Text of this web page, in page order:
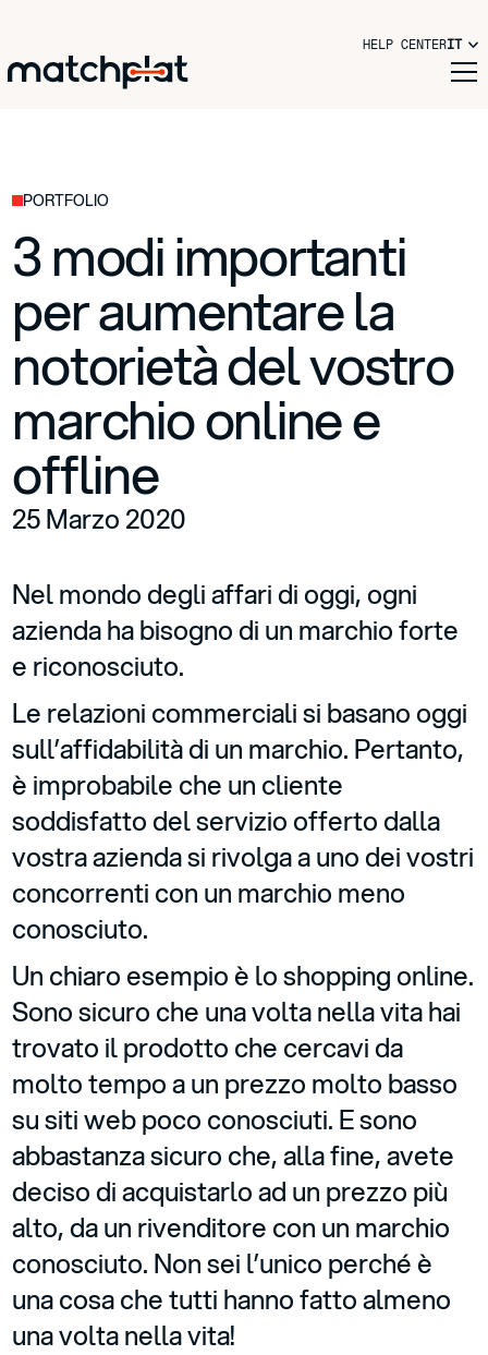
HELP CENTERIT
PORTFOLIO
3 modi importanti
per aumentare la
notorietà del vostro
marchio online e
offline
25 Marzo 2020
Nel mondo degli affari di oggi, ogni
azienda ha bisogno di un marchio forte
e riconosciuto.
Le relazioni commerciali si basano oggi
sull’affidabilità di un marchio. Pertanto,
è improbabile che un cliente
soddisfatto del servizio offerto dalla
vostra azienda si rivolga a uno dei vostri
concorrenti con un marchio meno
conosciuto.
Un chiaro esempio è lo shopping online.
Sono sicuro che una volta nella vita hai
trovato il prodotto che cercavi da
molto tempo a un prezzo molto basso
su siti web poco conosciuti. E sono
abbastanza sicuro che, alla fine, avete
deciso di acquistarlo ad un prezzo più
alto, da un rivenditore con un marchio
conosciuto. Non sei l’unico perché è
una cosa che tutti hanno fatto almeno
una volta nella vita!